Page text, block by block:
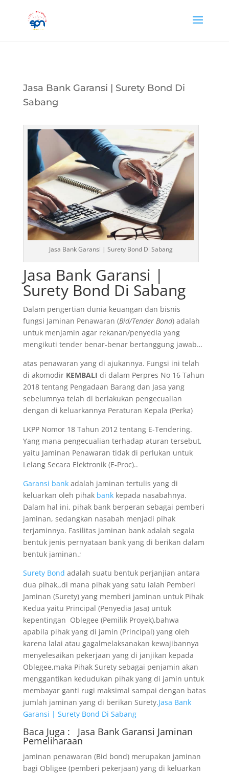
Jasa Bank Garansi | Surety Bond Di
Sabang
Jasa Bank Garansi | Surety Bond Di Sabang
Jasa Bank Garansi |
Surety Bond Di Sabang
Dalam pengertian dunia keuangan dan bisnis
fungsi Jaminan Penawaran (Bid/Tender Bond) adalah
untuk menjamin agar rekanan/penyedia yang
mengikuti tender benar-benar bertanggung jawab…
atas penawaran yang di ajukannya. Fungsi ini telah
di akomodir KEMBALI di dalam Perpres No 16 Tahun
2018 tentang Pengadaan Barang dan Jasa yang
sebelumnya telah di berlakukan pengecualian
dengan di keluarkannya Peraturan Kepala (Perka)
LKPP Nomor 18 Tahun 2012 tentang E-Tendering.
Yang mana pengecualian terhadap aturan tersebut,
yaitu Jaminan Penawaran tidak di perlukan untuk
Lelang Secara Elektronik (E-Proc)..
Garansi bankadalah jaminan tertulis yang di
keluarkan oleh pihak bankkepada nasabahnya.
Dalam hal ini, pihak bank berperan sebagai pemberi
jaminan, sedangkan nasabah menjadi pihak
terjaminnya. Fasilitas jaminan bank adalah segala
bentuk jenis pernyataan bank yang di berikan dalam
bentuk jaminan.;
Surety Bond adalah suatu bentuk perjanjian antara
dua pihak,,di mana pihak yang satu ialah Pemberi
Jaminan (Surety) yang memberi jaminan untuk Pihak
Kedua yaitu Principal (Penyedia Jasa) untuk
kepentingan Oblegee (Pemilik Proyek),bahwa
apabila pihak yang di jamin (Principal) yang oleh
karena lalai atau gagalmelaksanakan kewajibannya
menyelesaikan pekerjaan yang di janjikan kepada
Oblegee,maka Pihak Surety sebagai penjamin akan
menggantikan kedudukan pihak yang di jamin untuk
membayar ganti rugi maksimal sampai dengan batas
jumlah jaminan yang di berikan Surety.Jasa Bank
Garansi | Surety Bond Di Sabang
Baca Juga : Jasa Bank Garansi Jaminan
Pemeliharaan
jaminan penawaran (Bid bond) merupakan jaminan
bagi Obligee (pemberi pekerjaan) yang di keluarkan